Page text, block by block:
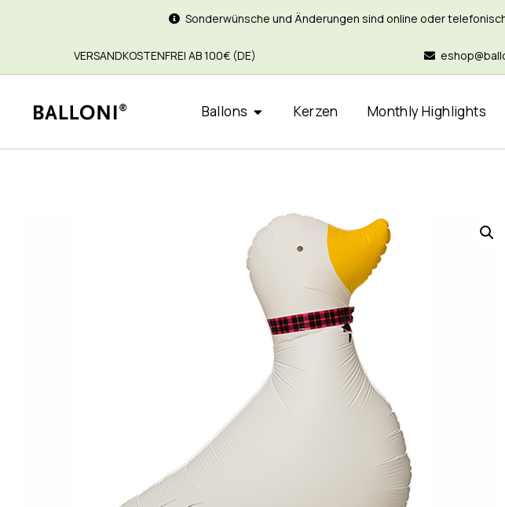
Sonderwünsche und Änderungen sind online oder
VERSANDKOSTENFREI AB 100€ (DE)
Ballons Kerzen Monthly Highlights